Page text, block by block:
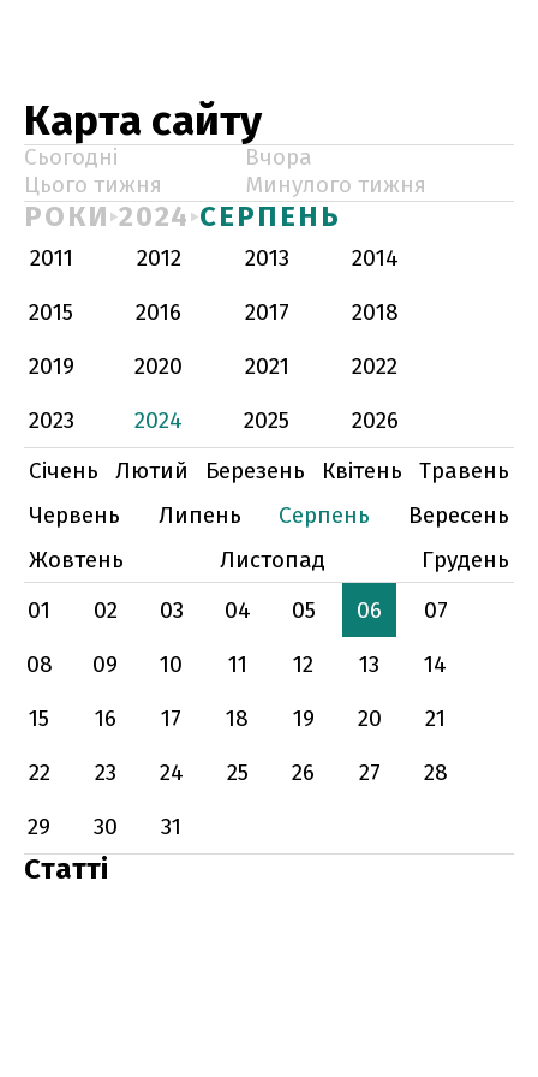
Карта сайту
Сьогодні
Вчора
Цього тижня
Минулого тижня
РОКИ 2024 СЕРПЕНЬ
2011 2012 2013
2014
2015
2016 2017
2018
2019
2020 2021
2022
2023
2024 2025
2026
Січень
Лютий Березень Квітень
Травень
Червень
Липень Серпень
Вересень
Жовтень
Листопад
Грудень
01
02 03 04 05 06
07
08
09 10 11 12 13
14
15
16 17 18 19 20
21
22
23 24 25 26 27
28
29
30 31
Статті